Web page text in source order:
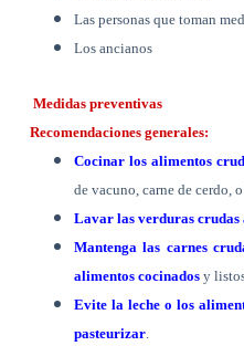
Las personas que toman
Los ancianos
Medidas preventivas
Recomendaciones generales:
Cocinar los alimentos
de vacuno, carne de cerdo,
Lavar las verduras crudas
Mantenga las carnes
alimentos cocinadosy
Evite la leche o los
pasteurizar.